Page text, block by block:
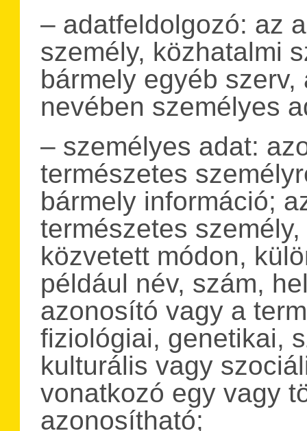
– adatfeldolgozó: az
személy, közhatalmi
bármely egyéb
nevében személyes
– személyes adat:
természetes
bármely információ;
természetes
közvetett módon,
például név, szám,
azonosító vagy a
fiziológiai, genetikai,
kulturális vagy
vonatkozó egy vagy
azonosítható;